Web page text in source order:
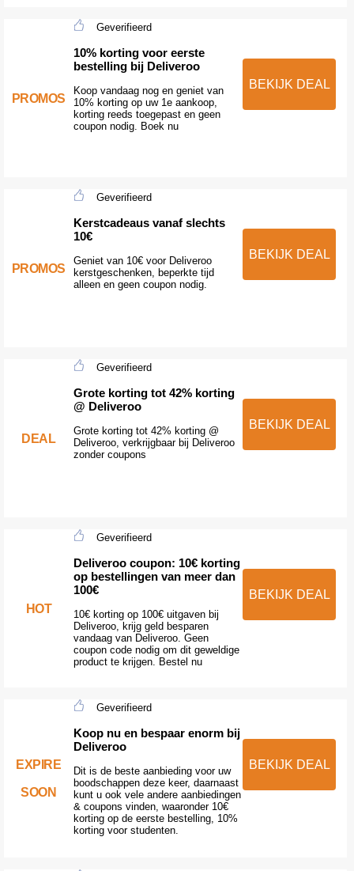
PROMOS
Geverifieerd
10% korting voor eerste
bestelling bij Deliveroo
Koop vandaag nog en geniet van
10% korting op uw 1e aankoop,
korting reeds toegepast en geen
coupon nodig. Boek nu
BEKIJK DEAL
PROMOS
Geverifieerd
Kerstcadeaus vanaf slechts
10€
Geniet van 10€ voor Deliveroo
kerstgeschenken, beperkte tijd
alleen en geen coupon nodig.
BEKIJK DEAL
DEAL
Geverifieerd
Grote korting tot 42% korting
@ Deliveroo
Grote korting tot 42% korting @
Deliveroo, verkrijgbaar bij Deliveroo
zonder coupons
BEKIJK DEAL
HOT
Geverifieerd
Deliveroo coupon: 10€ korting
op bestellingen van meer dan
100€
10€ korting op 100€ uitgaven bij
Deliveroo, krijg geld besparen
vandaag van Deliveroo. Geen
coupon code nodig om dit geweldige
product te krijgen. Bestel nu
BEKIJK DEAL
EXPIRE
SOON
Geverifieerd
Koop nu en bespaar enorm bij
Deliveroo
Dit is de beste aanbieding voor uw
boodschappen deze keer, daarnaast
kunt u ook vele andere aanbiedingen
& coupons vinden, waaronder 10€
korting op de eerste bestelling, 10%
korting voor studenten.
BEKIJK DEAL